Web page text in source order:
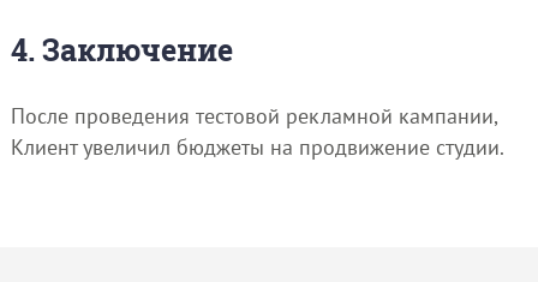
4. Заключение
После проведения тестовой рекламной кампании,
Клиент увеличил бюджеты на продвижение студии.